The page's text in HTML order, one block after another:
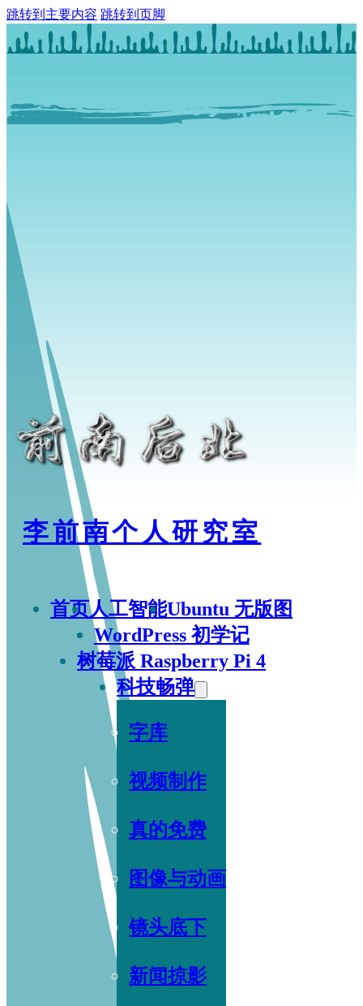
跳转到主要内容 跳转到页脚
李前南个人研究室
首页人工智能Ubuntu 无版图
WordPress 初学记
树莓派 Raspberry Pi 4
科技畅弹
字库
视频制作
真的免费
图像与动画
镜头底下
新闻掠影